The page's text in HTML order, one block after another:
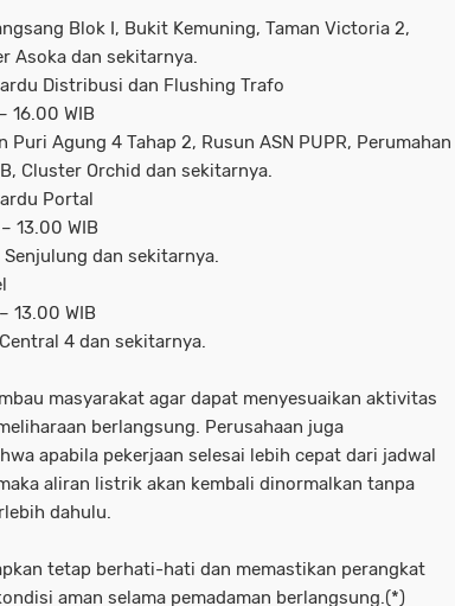
Blok I, Bukit Kemuning, Taman Victoria 2,
Asoka dan sekitarnya.
Distribusi dan Flushing Trafo
16.00 WIB
Puri Agung 4 Tahap 2, Rusun ASN PUPR, Perumahan
Cluster Orchid dan sekitarnya.
Portal
13.00 WIB
Senjulung dan sekitarnya.
13.00 WIB
4 dan sekitarnya.
masyarakat agar dapat menyesuaikan aktivitas
berlangsung. Perusahaan juga
apabila pekerjaan selesai lebih cepat dari jadwal
aliran listrik akan kembali dinormalkan tanpa
dahulu.
tetap berhati-hati dan memastikan perangkat
aman selama pemadaman berlangsung.(*)